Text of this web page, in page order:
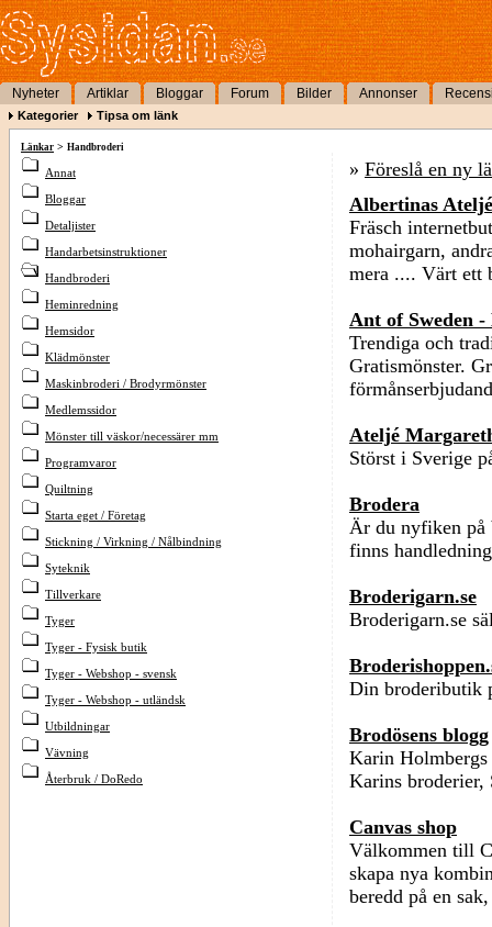
Nyheter Artiklar Bloggar Forum Bilder Annonser
Kategorier Tipsa om länk
Länkar > Handbroderi
Annat
Bloggar
Detaljister
Handarbetsinstruktioner
Handbroderi
Heminredning
Hemsidor
Klädmönster
Maskinbroderi / Brodyrmönster
Medlemssidor
Mönster till väskor/necessärer mm
Programvaror
Quiltning
Starta eget / Företag
Stickning / Virkning / Nålbindning
Syteknik
Tillverkare
Tyger
Tyger - Fysisk butik
Tyger - Webshop - svensk
Tyger - Webshop - utländsk
Utbildningar
Vävning
Återbruk / DoRedo
» Föreslå en ny
Albertinas
Fräsch
mohairgarn,
mera .... Värt ett
Ant of Sweden
Trendiga och
Gratismönster.
Ateljé
Störst i Sverige
Brodera
Är du nyfiken på
finns
Broderigarn.se
Broderigarn.se
Din brodeributik
Brodösens blogg
Karin Holmbergs
Karins broderier,
Canvas shop
Välkommen till
skapa nya
beredd på en